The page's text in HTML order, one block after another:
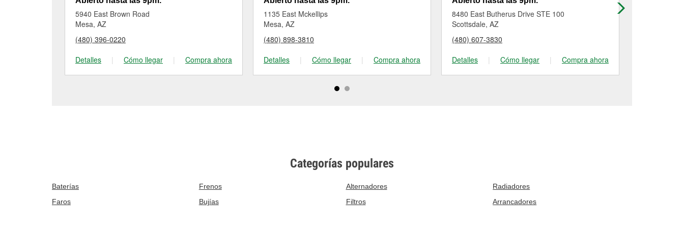
5940 East Brown Road
Mesa, AZ
(480) 396-0220
Detalles
| Cómo llegar | Compra ahora
1135 East Mckellips
Mesa, AZ
(480) 898-3810
Detalles
| Cómo llegar | Compra ahora
8480 East Butherus Drive STE 100
Scottsdale, AZ
(480) 607-3830
Detalles
| Cómo llegar | Compra ahora
Categorías populares
Baterías Frenos Alternadores
Radiadores
Faros
Bujías Filtros Arrancadores